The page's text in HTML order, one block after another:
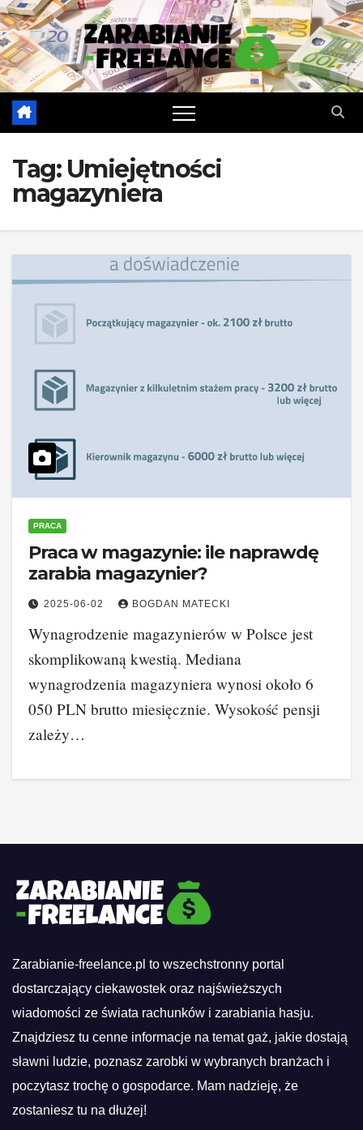
Skip
to
content
Tag: Umiejętności
magazyniera
PRACA
Praca w magazynie: ile naprawdę
zarabia magazynier?
2025-06-02 BOGDAN MATECKI
Wynagrodzenie magazynierów w Polsce jest
skomplikowaną kwestią. Mediana
wynagrodzenia magazyniera wynosi około 6
050 PLN brutto miesięcznie. Wysokość pensji
zależy…
Zarabianie-freelance.pl to wszechstronny portal
dostarczający ciekawostek oraz najświeższych
wiadomości ze świata rachunków i zarabiania hasju.
Znajdziesz tu cenne informacje na temat gaż, jakie dostają
sławni ludzie, poznasz zarobki w wybranych branżach i
poczytasz trochę o gospodarce. Mam nadzieję, że
zostaniesz tu na dłużej!